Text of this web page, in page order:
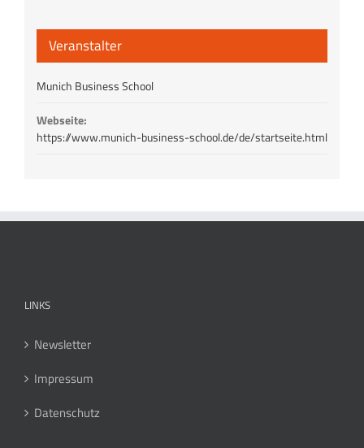
Veranstalter
Munich Business School
Webseite:
https://www.munich-business-school.de/de/startseite.html
LINKS
Newsletter
Impressum
Datenschutz